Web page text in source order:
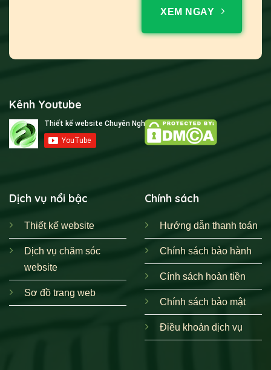
XEM NGAY
Kênh Youtube
Dịch vụ nổi bậc
Thiết kế website
Dịch vụ chăm sóc
website
Sơ đồ trang web
Chính sách
Hướng dẫn thanh toán
Chính sách bảo hành
Cính sách hoàn tiền
Chính sách bảo mật
Điều khoản dịch vụ